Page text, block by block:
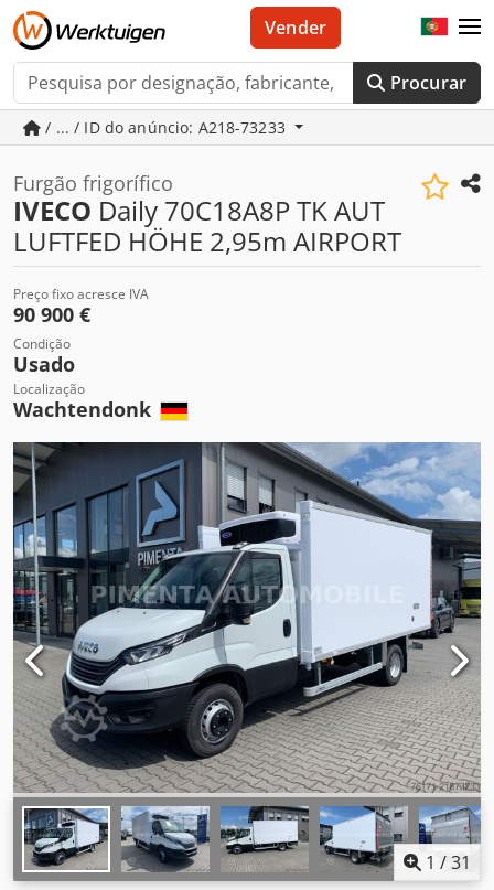
Procurar
Vender
/ ... / ID do anúncio: A218-73233
Furgão frigorífico
IVECO Daily 70C18A8P TK AUT
LUFTFED HÖHE 2,95m AIRPORT
Preço fixo acresce IVA
90 900 €
Condição
Usado
Localização
Wachtendonk
1 /31